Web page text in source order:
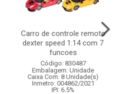
Carro de controle remoto
dexter speed 1:14 com 7
funcoes
Código: 830487
Embalagem: Unidade
Caixa Com: 8 Unidade(s)
Inmetro: 004862/2021
IPI: 6.5%